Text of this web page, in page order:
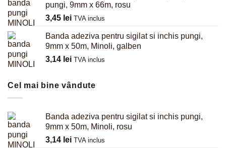
pungi, 9mm x 66m, rosu
3,45 lei TVA inclus
Banda adeziva pentru sigilat si inchis pungi,
9mm x 50m, Minoli, galben
3,14 lei TVA inclus
Cel mai bine vândute
Banda adeziva pentru sigilat si inchis pungi,
9mm x 50m, Minoli, rosu
3,14 lei TVA inclus